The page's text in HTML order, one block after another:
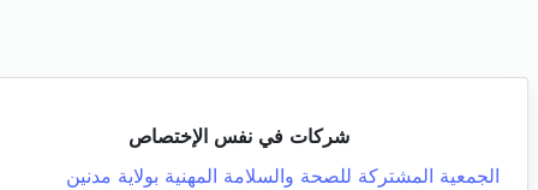
شركات في نفس الإختصاص
الجمعية المشتركة للصحة والسلامة المهنية بولاية مدنين